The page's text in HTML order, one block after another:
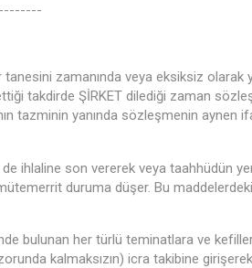
zamanında veya eksiksiz olarak
takdirde ŞİRKET dilediği zaman
tazminin yanında sözleşmenin aynen
ihlaline son vererek veya taahhüdün
duruma düşer. Bu maddelerdeki
bulunan her türlü teminatlara ve
kalmaksızın) icra takibine girişerek